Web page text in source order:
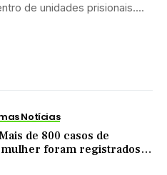
de unidades prisionais....
Notícias
de 800 casos de
foram registrados
este ano